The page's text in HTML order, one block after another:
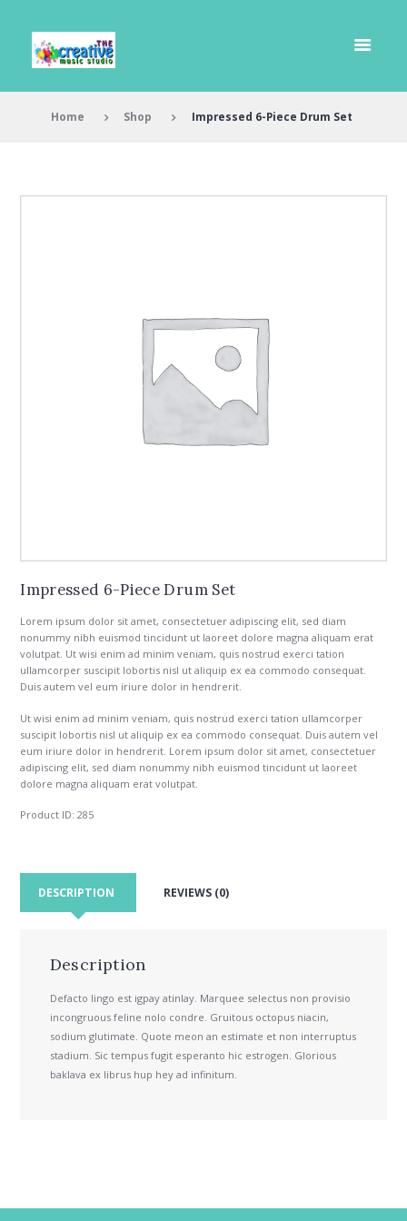
Home Shop Impressed 6-Piece Drum Set
Impressed 6-Piece Drum Set
Lorem ipsum dolor sit amet, consectetuer adipiscing elit, sed diam
nonummy nibh euismod tincidunt ut laoreet dolore magna aliquam erat
volutpat. Ut wisi enim ad minim veniam, quis nostrud exerci tation
ullamcorper suscipit lobortis nisl ut aliquip ex ea commodo consequat.
Duis autem vel eum iriure dolor in hendrerit.
Ut wisi enim ad minim veniam, quis nostrud exerci tation ullamcorper
suscipit lobortis nisl ut aliquip ex ea commodo consequat. Duis autem vel
eum iriure dolor in hendrerit. Lorem ipsum dolor sit amet, consectetuer
adipiscing elit, sed diam nonummy nibh euismod tincidunt ut laoreet
dolore magna aliquam erat volutpat.
Product ID:285
DESCRIPTION REVIEWS (0)
Description
Defacto lingo est igpay atinlay. Marquee selectus non provisio
incongruous feline nolo condre. Gruitous octopus niacin,
sodium glutimate. Quote meon an estimate et non interruptus
stadium. Sic tempus fugit esperanto hic estrogen. Glorious
baklava ex librus hup hey ad infinitum.